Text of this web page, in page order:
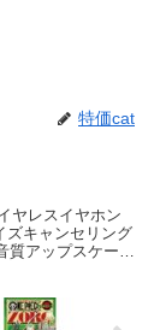
特価cat
ヤレスイヤホン
ズキャンセリング
アップスケール
対応 ブラック